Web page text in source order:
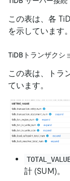
この表は、各
を示しています。
TiDBトランザクシ
この表は、トラ
ています。
計 (SUM)。